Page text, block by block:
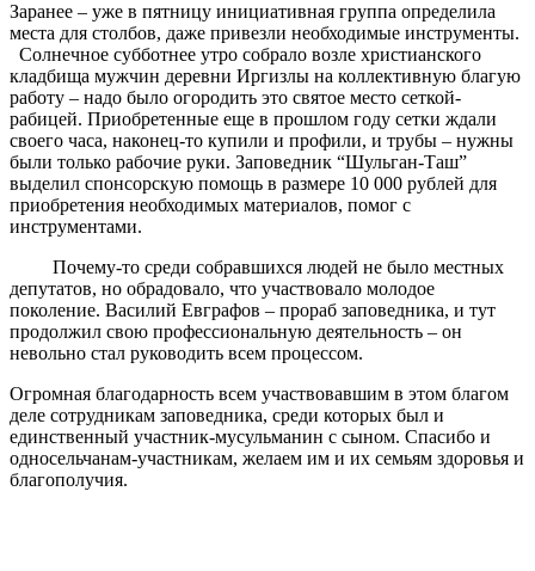
Заранее – уже в пятницу инициативная группа определила
места для столбов, даже привезли необходимые инструменты.
Солнечное субботнее утро собрало возле христианского
кладбища мужчин деревни Иргизлы на коллективную благую
работу – надо было огородить это святое место сеткой-
рабицей. Приобретенные еще в прошлом году сетки ждали
своего часа, наконец-то купили и профили, и трубы – нужны
были только рабочие руки. Заповедник “Шульган-Таш”
выделил спонсорскую помощь в размере 10 000 рублей для
приобретения необходимых материалов, помог с
инструментами.
Почему-то среди собравшихся людей не было местных
депутатов, но обрадовало, что участвовало молодое
поколение. Василий Евграфов – прораб заповедника, и тут
продолжил свою профессиональную деятельность – он
невольно стал руководить всем процессом.
Огромная благодарность всем участвовавшим в этом благом
деле сотрудникам заповедника, среди которых был и
единственный участник-мусульманин с сыном. Спасибо и
односельчанам-участникам, желаем им и их семьям здоровья и
благополучия.